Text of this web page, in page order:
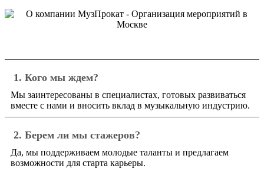
1. Кого мы ждем?
Мы заинтересованы в специалистах, готовых развиваться
вместе с нами и вносить вклад в музыкальную индустрию.
2. Берем ли мы стажеров?
Да, мы поддерживаем молодые таланты и предлагаем
возможности для старта карьеры.